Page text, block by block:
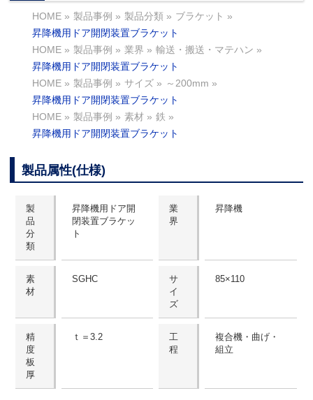
HOME » 製品事例 » 製品分類 » ブラケット »
昇降機用ドア開閉装置ブラケット
HOME » 製品事例 » 業界 » 輸送・搬送・マテハン »
昇降機用ドア開閉装置ブラケット
HOME » 製品事例 » サイズ » ～200mm »
昇降機用ドア開閉装置ブラケット
HOME » 製品事例 » 素材 » 鉄 »
昇降機用ドア開閉装置ブラケット
製品属性(仕様)
製
品
分
類
昇降機用ドア開
閉装置ブラケッ
ト
業
界
昇降機
素
材
SGHC
サ
イ
ズ
85×110
精
度
板
厚
ｔ＝3.2
工
程
複合機・曲げ・
組立